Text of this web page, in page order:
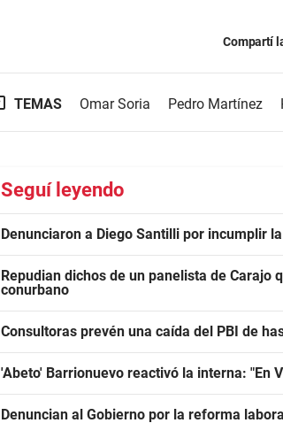
Compartí
TEMAS Omar Soria Pedro Martínez
Seguí leyendo
Denunciaron a Diego Santilli por incumplir
Repudian dichos de un panelista de Carajo
conurbano
Consultoras prevén una caída del PBI de
'Abeto' Barrionuevo reactivó la interna: "En
Denuncian al Gobierno por la reforma